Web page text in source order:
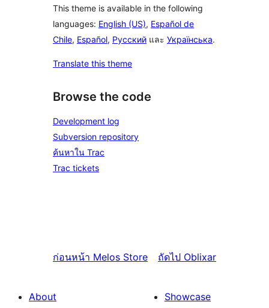
This theme is available in the following
languages: English (US), Español de
Chile, Español, Русский และ Українська.
Translate this theme
Browse the code
Development log
Subversion repository
ค้นหาใน Trac
Trac tickets
ก่อนหน้า Melos Store ถัดไป Oblixar
About
Showcase